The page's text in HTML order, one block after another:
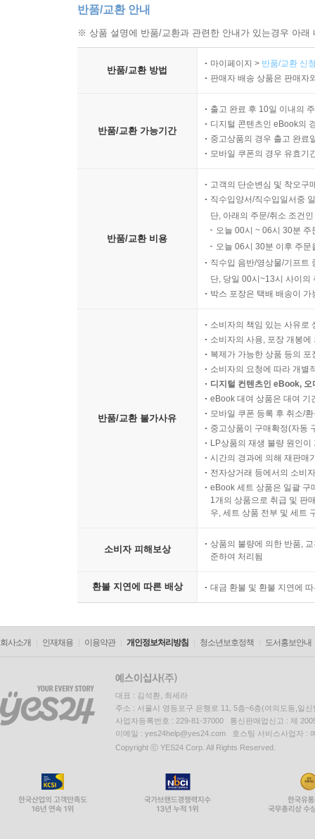
반품/교환 안내
※ 상품 설명에 반품/교환과 관련한 안내가 있는경우 아
반품/교환 방법
마이페이지 > 반품/교환 신
판매자 배송 상품은 판매자
반품/교환 가능기간
출고 완료 후 10일 이내의
디지털 콘텐츠인 eBook의
중고상품의 경우 출고 완료
모바일 쿠폰의 경우 유효기
반품/교환 비용
고객의 단순변심 및 착오구
직수입양서/직수입일서중
단, 아래의 주문/취소 조건
오늘 00시 ~ 06시 30분
오늘 06시 30분 이후 주
직수입 음반/영상물/기프트
단, 당일 00시~13시 사이의
박스 포장은 택배 배송이
반품/교환 불가사유
소비자의 책임 있는 사유로
소비자의 사용, 포장 개봉
복제가 가능한 상품 등의
소비자의 요청에 따라 개별
디지털 컨텐츠인 eBook,
eBook 대여 상품은 대여 기
모바일 쿠폰 등록 후 취소/
중고상품이 구매확정(자동
LP상품의 재생 불량 원인
시간의 경과에 의해 재판매
전자상거래 등에서의 소비
eBook 세트 상품은 일괄 구
1개의 상품으로 취급 및 판
우, 세트 상품 전부 및 세트
소비자 피해보상
상품의 불량에 의한 반품,
준하여 처리됨
환불 지연에 따른 배상 대금 환불 및 환불 지연에
회사소개 인재채용 이용약관 개인정보처리방침 청소년보호정책 도서홍보안내
대표 : 김석환, 최세라
주소 : 서울시 영등포구 은행로 11, 5층~6층(여의도동,일신
사업자등록번호 : 229-81-37000 통신판매업신고 : 제
이메일 : yes24help@yes24.com 호스팅 서비스사업자 :
Copyright ⓒ YES24 Corp. All Rights Reserved.